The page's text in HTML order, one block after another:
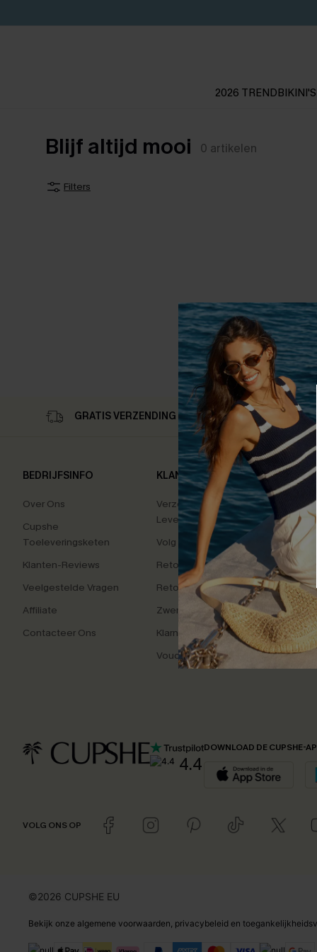
2026 TRENDBIKINI'S
Blijf altijd mooi 0 artikelen
Filters
GRATIS VERZENDING OP 79,00 €
BEDRIJFSINFO
Over Ons
Cupshe
Toeleveringsketen
Klanten-Reviews
Veelgestelde Vragen
Affiliate
Contacteer Ons
KLANTENSERVICE
Verzending En
Levering
Volg Je Bestelling
Retourzendingen
Retourneer Beginnen
Zwem Fit Oplossing
Klarna
Vouchers & Promoties
High
Zacht
4.4
DOWNLOAD DE CUPSHE-
VOLG ONS OP
©2026 CUPSHE EU
Bekijk onze algemene voorwaarden privacybeleid en